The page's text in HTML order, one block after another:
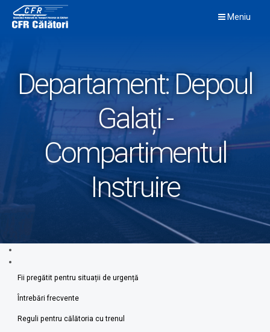
content
Meniu
Departament:Depoul
Galați -
Compartimentul
Instruire
Fii pregătit pentru situații de urgență
Întrebări frecvente
Reguli pentru călătoria cu trenul